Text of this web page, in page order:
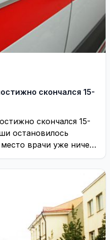
скончался 15-
скончался 15-
остановилось
врачи уже ничем